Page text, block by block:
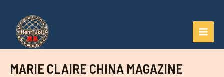
contenu
MARIE CLAIRE CHINA MAGAZINE